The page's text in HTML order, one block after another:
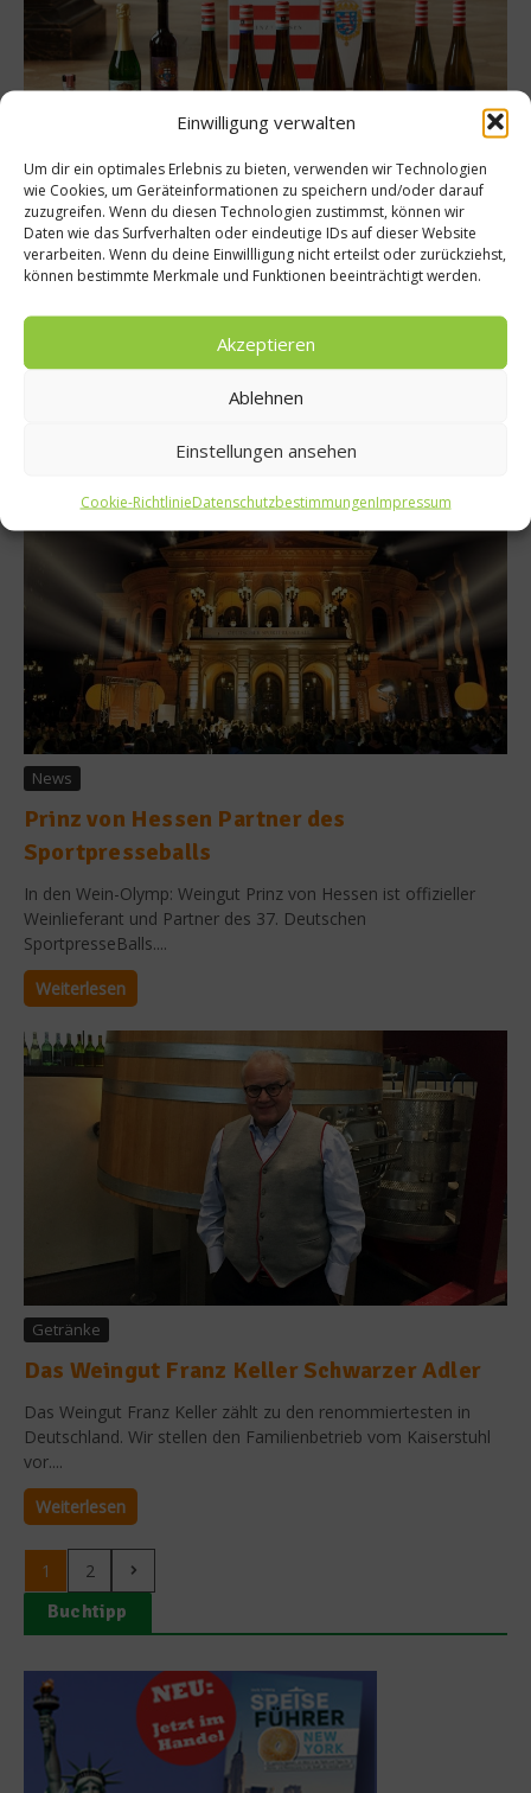
Einwilligung verwalten
Um dir ein optimales Erlebnis zu bieten, verwenden wir Technologien
wie Cookies, um Geräteinformationen zu speichern und/oder darauf
zuzugreifen. Wenn du diesen Technologien zustimmst, können wir
Daten wie das Surfverhalten oder eindeutige IDs auf dieser Website
verarbeiten. Wenn du deine Einwillligung nicht erteilst oder zurückziehst,
können bestimmte Merkmale und Funktionen beeinträchtigt werden.
Akzeptieren
Ablehnen
Einstellungen ansehen
Cookie-RichtlinieDatenschutzbestimmungenImpressum
Reise
„Prinz von Hessen“ – Die neue Dachmarke
Hessische Hausstiftung ihr touristisches Portfolio und macht
so ihre Hotels, das hauseigene Weingut und weitere
Unternehmen in Hessen und Schleswig-Holstein fit für die
News
Prinz von Hessen Partner des
Sportpresseballs
In den Wein-Olymp: Weingut Prinz von Hessen ist offizieller
Weinlieferant und Partner des 37. Deutschen
SportpresseBalls....
Weiterlesen
Getränke
Das Weingut Franz Keller Schwarzer Adler
Das Weingut Franz Keller zählt zu den renommiertesten in
Deutschland. Wir stellen den Familienbetrieb vom Kaiserstuhl
vor....
Weiterlesen
1 2
Buchtipp